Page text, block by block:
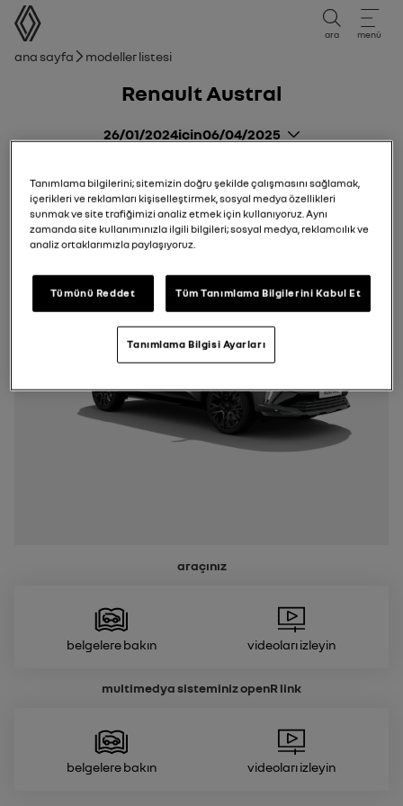
kullanıcı kılavuzu
ara menü
Gezinti çubuğu
Ana sayfa Modeller listesi
Renault Austral
26/01/2024için06/04/2025
araçınız
belgelere bakın Videoları izleyin
multimedya sisteminizopenR link
belgelere bakın Videoları izleyin
Tanımlama bilgilerini; sitemizin doğru şekilde çalışmasını sağlamak,
içerikleri ve reklamları kişiselleştirmek, sosyal medya özellikleri
sunmak ve site trafiğimizi analiz etmek için kullanıyoruz. Aynı
zamanda site kullanımınızla ilgili bilgileri; sosyal medya, reklamcılık ve
analiz ortaklarımızla paylaşıyoruz.
Tümünü Reddet Tüm Tanımlama Bilgilerini Kabul Et
Tanımlama Bilgisi Ayarları